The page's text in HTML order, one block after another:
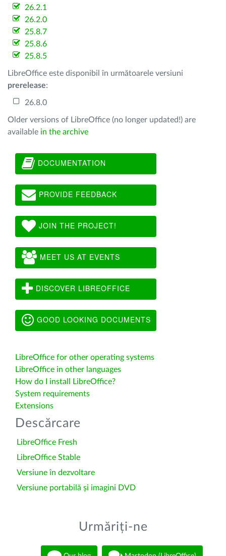
26.2.1
26.2.0
25.8.7
25.8.6
25.8.5
LibreOffice este disponibil în următoarele versiuni
prerelease:
26.8.0
Older versions of LibreOffice (no longer updated!) are
available in the archive
DOCUMENTATION
PROVIDE FEEDBACK
JOIN THE PROJECT!
MEET US AT EVENTS
DISCOVER LIBREOFFICE
GOOD LOOKING DOCUMENTS
LibreOffice for other operating systems
LibreOffice in other languages
How do I install LibreOffice?
System requirements
Extensions
Descărcare
LibreOffice Fresh
LibreOffice Stable
Versiune în dezvoltare
Versiune portabilă și imagini DVD
Urmăriți-ne